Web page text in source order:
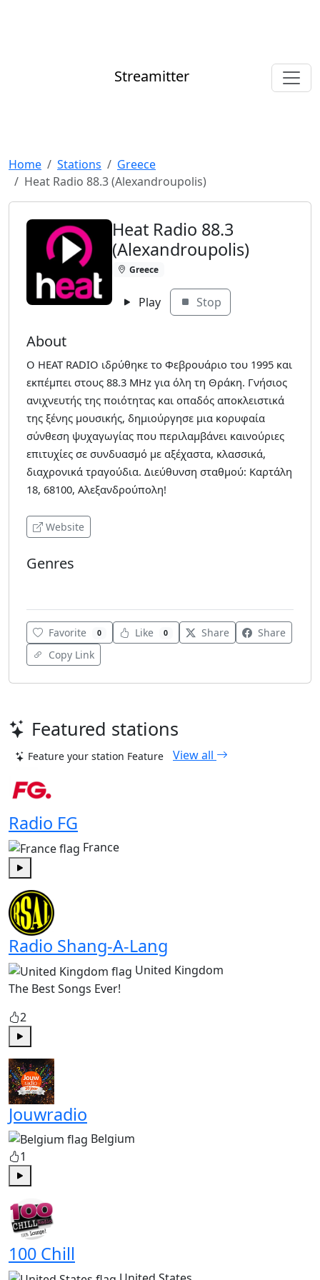
Streamitter
Home Stations
Greece
Heat Radio 88.3 (Alexandroupolis)
Heat Radio 88.3
(Alexandroupolis)
Greece
Play Stop
About
Ο HEAT RADIO ιδρύθηκε το Φεβρουάριο του 1995 και
εκπέμπει στους 88.3 MHz για όλη τη Θράκη. Γνήσιος
ανιχνευτής της ποιότητας και οπαδός αποκλειστικά
της ξένης μουσικής, δημιούργησε μια κορυφαία
σύνθεση ψυχαγωγίας που περιλαμβάνει καινούριες
επιτυχίες σε συνδυασμό με αξέχαστα, κλασσικά,
διαχρονικά τραγούδια. Διεύθυνση σταθμού: Καρτάλη
18, 68100, Αλεξανδρούπολη!
Website
Genres
Favorite 0 Like 0 Share
Share
Copy Link
Featured stations
Feature your station Feature View all
Radio FG
France
Radio Shang-A-Lang
United Kingdom
The Best Songs Ever!
2
Play
Jouwradio
Belgium
1
100 Chill